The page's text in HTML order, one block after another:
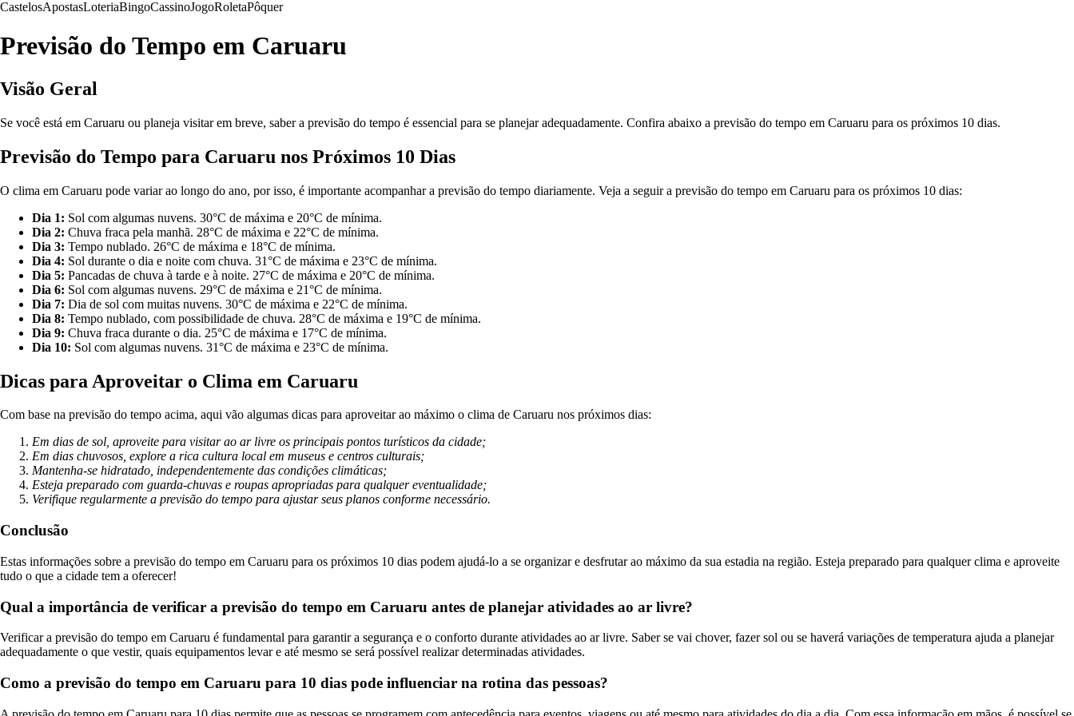
CastelosApostasLoteriaBingoCassinoJogoRoletaPôquer
Previsão do Tempo em Caruaru
Visão Geral
Se você está em Caruaru ou planeja visitar em breve, saber a previsão do tempo é essencial para se planejar adequadamente. Confira abaixo a previsão do tempo em Caruaru para os próximos 10 dias.
Previsão do Tempo para Caruaru nos Próximos 10 Dias
O clima em Caruaru pode variar ao longo do ano, por isso, é importante acompanhar a previsão do tempo diariamente. Veja a seguir a previsão do tempo em Caruaru para os próximos 10 dias:
Dia 1: Sol com algumas nuvens. 30°C de máxima e 20°C de mínima.
Dia 2: Chuva fraca pela manhã. 28°C de máxima e 22°C de mínima.
Dia 3: Tempo nublado. 26°C de máxima e 18°C de mínima.
Dia 4: Sol durante o dia e noite com chuva. 31°C de máxima e 23°C de mínima.
Dia 5: Pancadas de chuva à tarde e à noite. 27°C de máxima e 20°C de mínima.
Dia 6: Sol com algumas nuvens. 29°C de máxima e 21°C de mínima.
Dia 7: Dia de sol com muitas nuvens. 30°C de máxima e 22°C de mínima.
Dia 8: Tempo nublado, com possibilidade de chuva. 28°C de máxima e 19°C de mínima.
Dia 9: Chuva fraca durante o dia. 25°C de máxima e 17°C de mínima.
Dia 10: Sol com algumas nuvens. 31°C de máxima e 23°C de mínima.
Dicas para Aproveitar o Clima em Caruaru
Com base na previsão do tempo acima, aqui vão algumas dicas para aproveitar ao máximo o clima de Caruaru nos próximos dias:
Em dias de sol, aproveite para visitar ao ar livre os principais pontos turísticos da cidade;
Em dias chuvosos, explore a rica cultura local em museus e centros culturais;
Mantenha-se hidratado, independentemente das condições climáticas;
Esteja preparado com guarda-chuvas e roupas apropriadas para qualquer eventualidade;
Verifique regularmente a previsão do tempo para ajustar seus planos conforme necessário.
Conclusão
Estas informações sobre a previsão do tempo em Caruaru para os próximos 10 dias podem ajudá-lo a se organizar e desfrutar ao máximo da sua estadia na região. Esteja preparado para qualquer clima e aproveite
tudo o que a cidade tem a oferecer!
Qual a importância de verificar a previsão do tempo em Caruaru antes de planejar atividades ao ar livre?
Verificar a previsão do tempo em Caruaru é fundamental para garantir a segurança e o conforto durante atividades ao ar livre. Saber se vai chover, fazer sol ou se haverá variações de temperatura ajuda a planejar
adequadamente o que vestir, quais equipamentos levar e até mesmo se será possível realizar determinadas atividades.
Como a previsão do tempo em Caruaru para 10 dias pode influenciar na rotina das pessoas?